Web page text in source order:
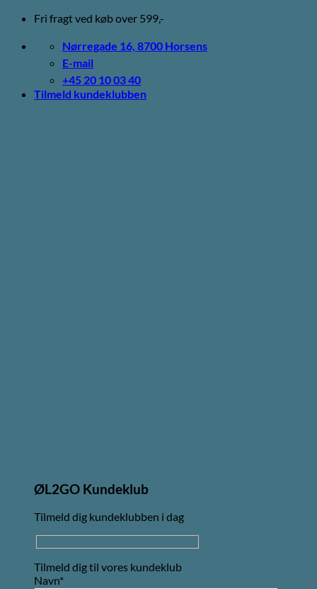
Fortsæt
indhold
Fri fragt ved køb over 599,-
Nørregade 16, 8700 Horsens
E-mail
+45 20 10 03 40
Tilmeld kundeklubben
ØL2GO Kundeklub
Tilmeld dig kundeklubben i dag
Tilmeld dig til vores kundeklub
Navn*